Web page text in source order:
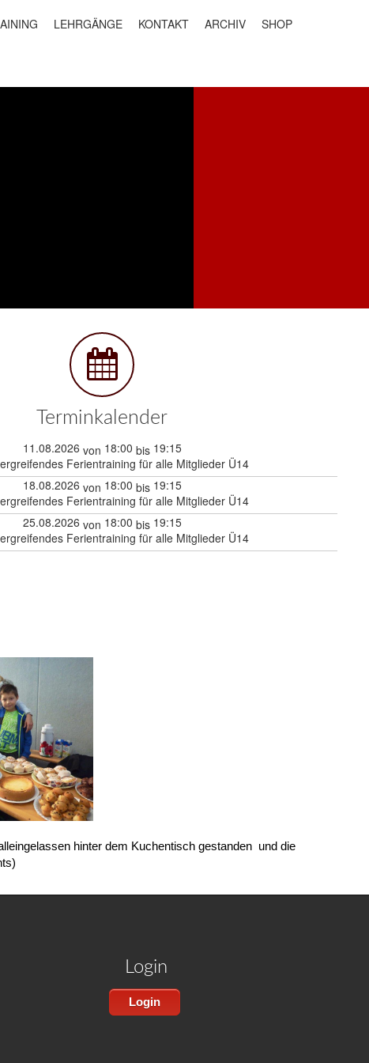
LEHRGÄNGE KONTAKT ARCHIV SHOP
Terminkalender
11.08.2026 von 18:00 bis 19:15
Ferientraining für alle Mitglieder Ü14
18.08.2026 von 18:00 bis 19:15
Ferientraining für alle Mitglieder Ü14
25.08.2026 von 18:00 bis 19:15
Ferientraining für alle Mitglieder Ü14
hinter dem Kuchentisch gestanden und die
Login
Login